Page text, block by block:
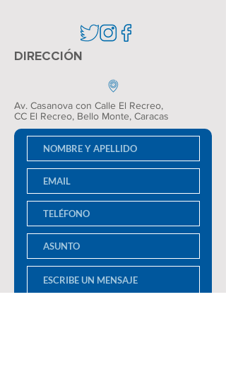
DIRECCIÓN
Av. Casanova con Calle El Recreo,
CC El Recreo, Bello Monte, Caracas